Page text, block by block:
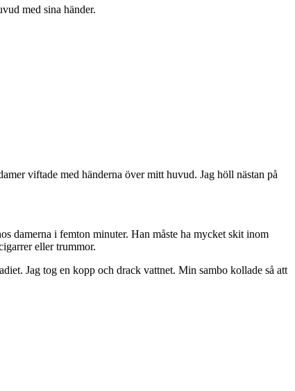
med sina händer.
viftade med händerna över mitt huvud. Jag höll nästan på
damerna i femton minuter. Han måste ha mycket skit inom
eller trummor.
Jag tog en kopp och drack vattnet. Min sambo kollade så att